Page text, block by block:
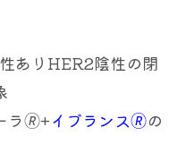
ありHER2陰性の閉
ラ🄬+イブランス🄬の